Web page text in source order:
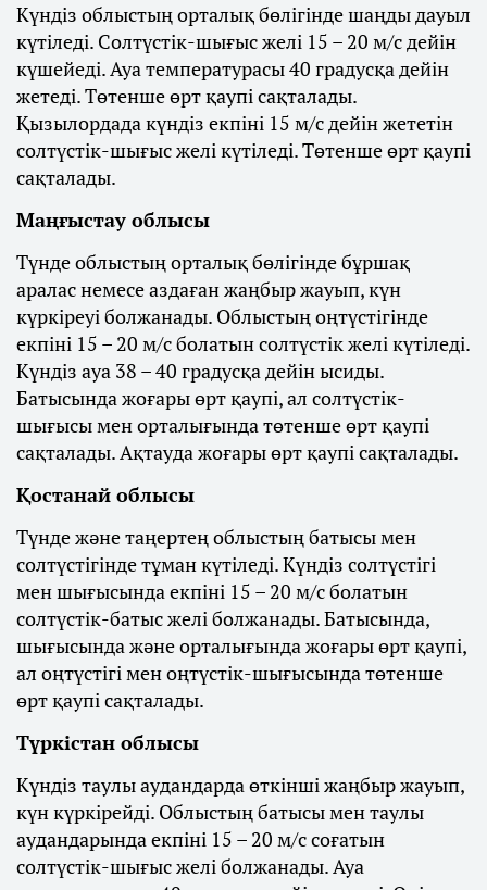
Күндіз облыстың орталық бөлігінде шаңды дауыл
күтіледі. Солтүстік-шығыс желі 15 – 20 м/с дейін
күшейеді. Ауа температурасы 40 градусқа дейін
жетеді. Төтенше өрт қаупі сақталады.
Қызылордада күндіз екпіні 15 м/с дейін жететін
солтүстік-шығыс желі күтіледі. Төтенше өрт қаупі
сақталады.
Маңғыстау облысы
Түнде облыстың орталық бөлігінде бұршақ
аралас немесе аздаған жаңбыр жауып, күн
күркіреуі болжанады. Облыстың оңтүстігінде
екпіні 15 – 20 м/с болатын солтүстік желі күтіледі.
Күндіз ауа 38 – 40 градусқа дейін ысиды.
Батысында жоғары өрт қаупі, ал солтүстік-
шығысы мен орталығында төтенше өрт қаупі
сақталады. Ақтауда жоғары өрт қаупі сақталады.
Қостанай облысы
Түнде және таңертең облыстың батысы мен
солтүстігінде тұман күтіледі. Күндіз солтүстігі
мен шығысында екпіні 15 – 20 м/с болатын
солтүстік-батыс желі болжанады. Батысында,
шығысында және орталығында жоғары өрт қаупі,
ал оңтүстігі мен оңтүстік-шығысында төтенше
өрт қаупі сақталады.
Түркістан облысы
Күндіз таулы аудандарда өткінші жаңбыр жауып,
күн күркірейді. Облыстың батысы мен таулы
аудандарында екпіні 15 – 20 м/с соғатын
солтүстік-шығыс желі болжанады. Ауа